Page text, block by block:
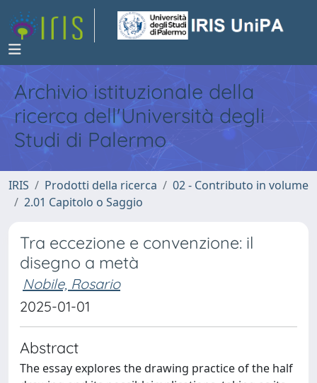
Archivio istituzionale della
ricerca dell'Università degli
Studi di Palermo
IRIS Prodotti della ricerca
02 - Contributo in volume
2.01 Capitolo o Saggio
Tra eccezione e convenzione: il
disegno a metà
Nobile, Rosario
2025-01-01
Abstract
The essay explores the drawing practice of the half